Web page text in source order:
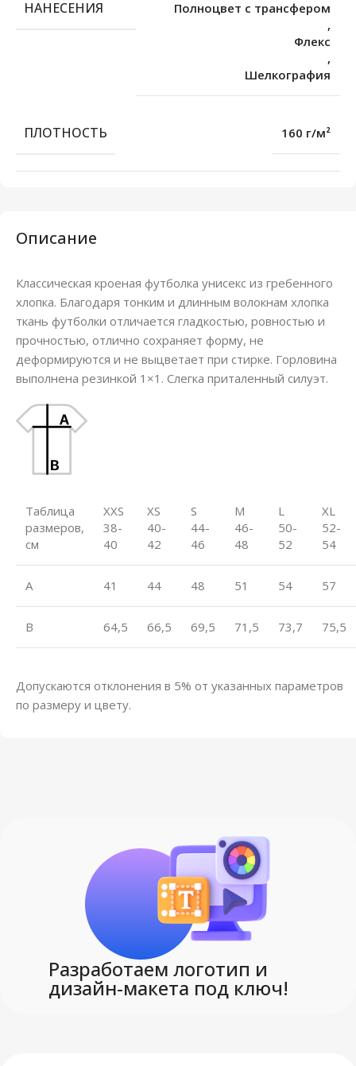
Описание
Классическая кроеная футболка унисекс из гребенного
хлопка. Благодаря тонким и длинным волокнам хлопка
ткань футболки отличается гладкостью, ровностью и
прочностью, отлично сохраняет форму, не
деформируются и не выцветает при стирке. Горловина
выполнена резинкой 1×1. Слегка приталенный силуэт.
Таблица
размеров,
см
XXS
38-
40
XS
40-
42
S
44-
46
M
46-
48
L
50-
52
XL
52-
54
A 41 44 48 51 54 57
B 64,5 66,5 69,5 71,5 73,7 75,5
Допускаются отклонения в 5% от указанных параметров
по размеру и цвету.
НАНЕСЕНИЯ
Полноцвет с трансфером
,
Флекс
,
Шелкография
ПЛОТНОСТЬ 160 г/м²
Разработаем логотип и
дизайн-макета под ключ!